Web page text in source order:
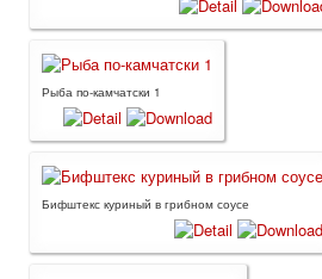
Рыба по-камчатски 1
Бифштекс куриный в грибном соусе